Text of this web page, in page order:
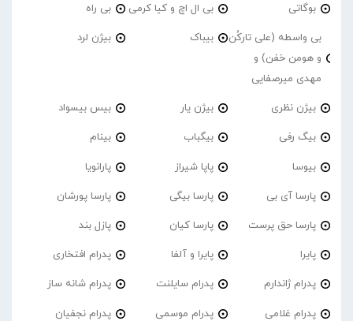
بوگاتی بی ال اچ و کیا کرمی بی راه
بی واسطه (علی تارکُن
و هومن خفن) و
مهدی میرصفایی
بیباک بیژن لرد
بیژن نظری بیژن یار بیس بیسواد
بیگ رفی بیگباب بینام
بیوسا پاپا شیراز پارانویا
پارسا آی بی پارسا بیگی پارسا پورشان
پارسا حق پرست پارسا کیان پازل بند
پایرا پایرا و آلفا پدرام افتخاری
پدرام ژاندارم پدرام‌ سایلنت پدرام شانه ساز
پدرام غلامی پدرام موسمی پدرام نجفیان